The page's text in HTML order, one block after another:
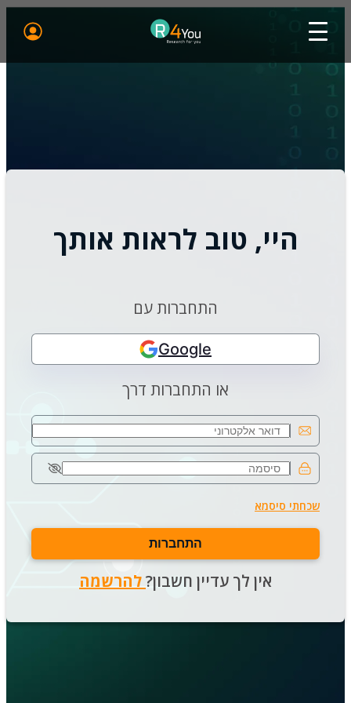
היי, טוב לראות אותך
התחברות עם
Google
או התחברות דרך
שכחתי סיסמא
התחברות
אין לך עדיין חשבון?להרשמה